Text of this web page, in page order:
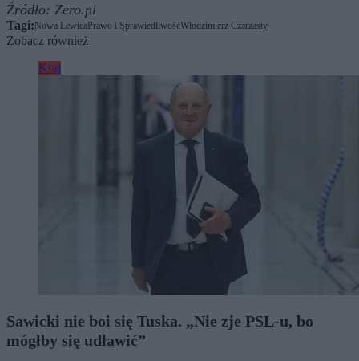
Źródło: Zero.pl
Tagi:Nowa LewicaPrawo i SprawiedliwośćWłodzimierz Czarzasty
Zobacz również
Kraj
Sawicki nie boi się Tuska. „Nie zje PSL-u, bo
mógłby się udławić”